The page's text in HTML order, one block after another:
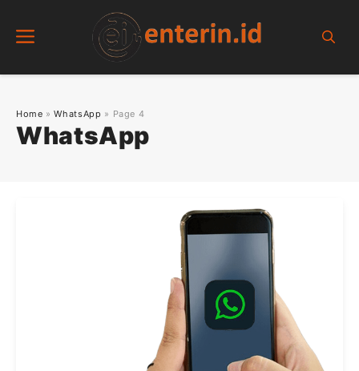
Menu
WhatsApp
Home »WhatsApp » Page 4